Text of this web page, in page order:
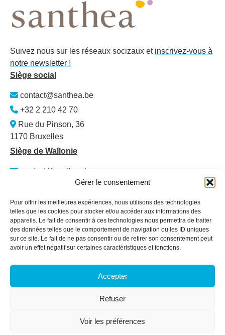
Gérer le consentement
Pour offrir les meilleures expériences, nous utilisons des technologies
telles que les cookies pour stocker et/ou accéder aux informations des
appareils. Le fait de consentir à ces technologies nous permettra de traiter
des données telles que le comportement de navigation ou les ID uniques
sur ce site. Le fait de ne pas consentir ou de retirer son consentement peut
avoir un effet négatif sur certaines caractéristiques et fonctions.
Accepter
Refuser
Voir les préférences
Suivez nous sur les réseaux socizaux et inscrivez-vous à
notre newsletter !
Siège social
contact@santhea.be
+32 2 210 42 70
Rue du Pinson, 36
1170 Bruxelles
Siège de Wallonie
contact@santhea.be
Namur Office Park
Av. des Dessus-de-Lives – bât. 12 – ét. 4
5101 Loyers
Plan du site
Qui sommes-nous ?
Services & Formations